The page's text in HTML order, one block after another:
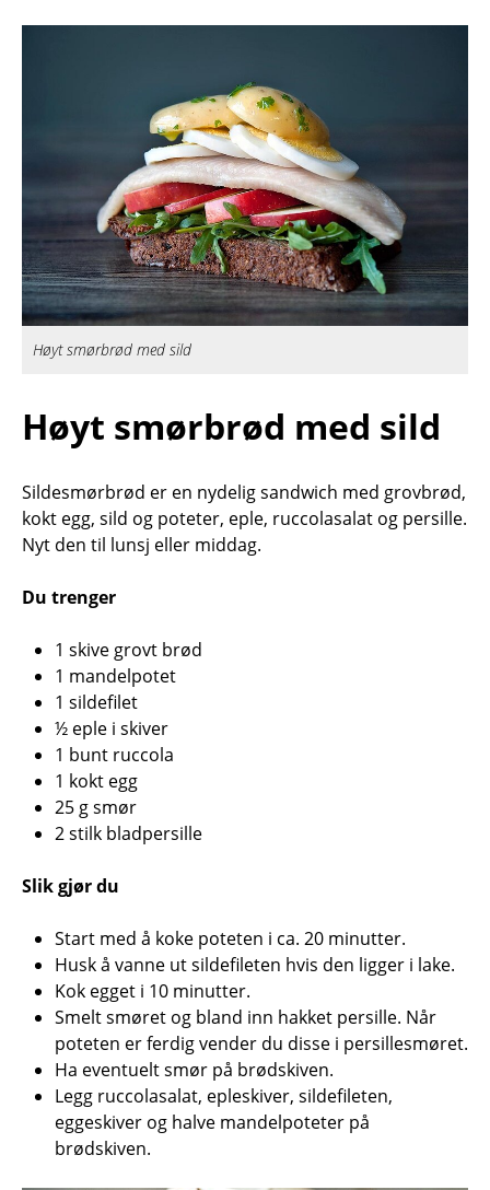
Høyt smørbrød med sild
Høyt smørbrød med sild
Sildesmørbrød er en nydelig sandwich med grovbrød,
kokt egg, sild og poteter, eple, ruccolasalat og persille.
Nyt den til lunsj eller middag.
Du trenger
1 skive grovt brød
1 mandelpotet
1 sildefilet
½ eple i skiver
1 bunt ruccola
1 kokt egg
25 g smør
2 stilk bladpersille
Slik gjør du
Start med å koke poteten i ca. 20 minutter.
Husk å vanne ut sildefileten hvis den ligger i lake.
Kok egget i 10 minutter.
Smelt smøret og bland inn hakket persille. Når
poteten er ferdig vender du disse i persillesmøret.
Ha eventuelt smør på brødskiven.
Legg ruccolasalat, epleskiver, sildefileten,
eggeskiver og halve mandelpoteter på
brødskiven.